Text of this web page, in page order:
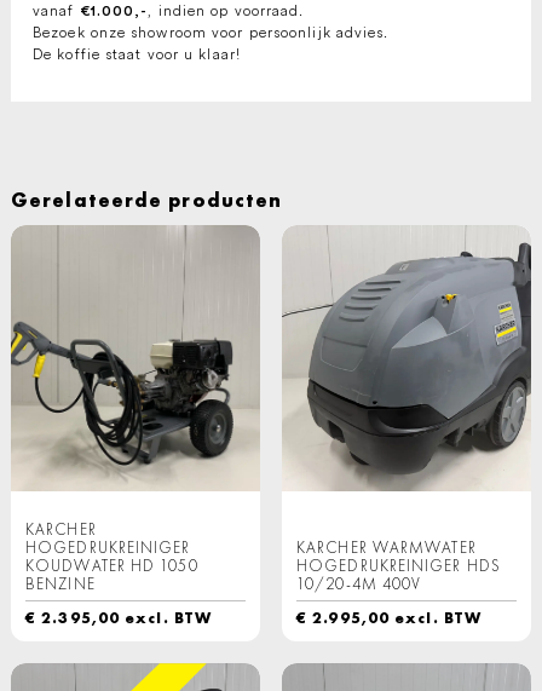
vanaf €1.000,- , indien op voorraad.
Bezoek onze showroom voor persoonlijk advies.
De koffie staat voor u klaar!
Gerelateerde producten
KARCHER
HOGEDRUKREINIGER
KOUDWATER HD 1050
BENZINE
€ 2.395,00 excl. BTW
KARCHER WARMWATER
HOGEDRUKREINIGER HDS
10/20-4M 400V
€ 2.995,00 excl. BTW